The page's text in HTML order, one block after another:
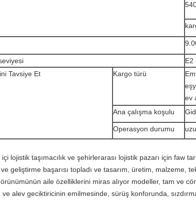
E2
Tavsiye Et
Kargo türü
ev
Ana çalışma koşulu
Operasyon durumu
lojistik taşımacılık ve şehirlerarası lojistik pazarı için faw
geliştirme başarısı topladı ve tasarım, üretim, malzeme,
aile özelliklerini miras alıyor modeller, tam ve
alev geciktiricinin emilmesinde, sürüş konforunda,